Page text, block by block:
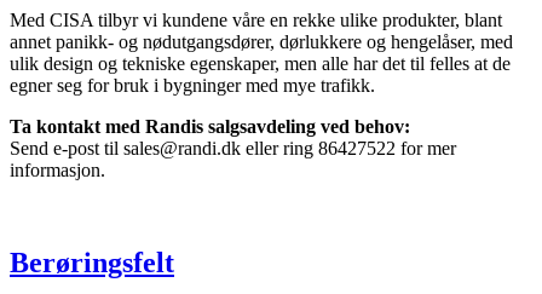
Med CISA tilbyr vi kundene våre en rekke ulike produkter, blant
annet panikk- og nødutgangsdører, dørlukkere og hengelåser, med
ulik design og tekniske egenskaper, men alle har det til felles at de
egner seg for bruk i bygninger med mye trafikk.
Ta kontakt med Randis salgsavdeling ved behov:
Send e-post til sales@randi.dk eller ring 86427522 for mer
informasjon.
Berøringsfelt